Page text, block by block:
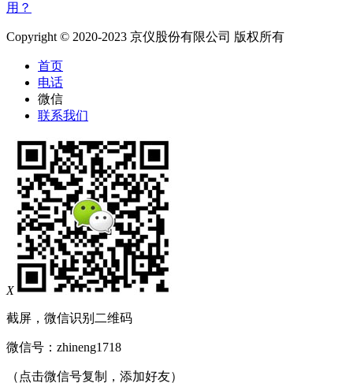
用？
Copyright © 2020-2023 京仪股份有限公司 版权所有
首页
电话
微信
联系我们
X
截屏，微信识别二维码
微信号： zhineng1718
（点击微信号复制，添加好友）